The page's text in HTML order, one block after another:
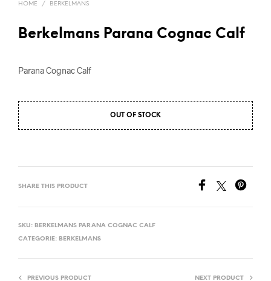
HOME / BERKELMANS
Berkelmans Parana Cognac Calf
Parana Cognac Calf
OUT OF STOCK
SHARE THIS PRODUCT
SKU: BERKELMANS PARANA COGNAC CALF
CATEGORIE: BERKELMANS
PREVIOUS PRODUCT NEXT PRODUCT